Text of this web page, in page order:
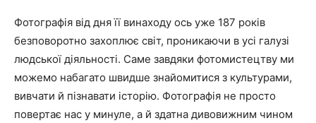
Фотографія від дня її винаходу ось уже 187 років
безповоротно захоплює світ, проникаючи в усі галузі
людської діяльності. Саме завдяки фотомистецтву ми
можемо набагато швидше знайомитися з культурами,
вивчати й пізнавати історію. Фотографія не просто
повертає нас у минуле, а й здатна дивовижним чином